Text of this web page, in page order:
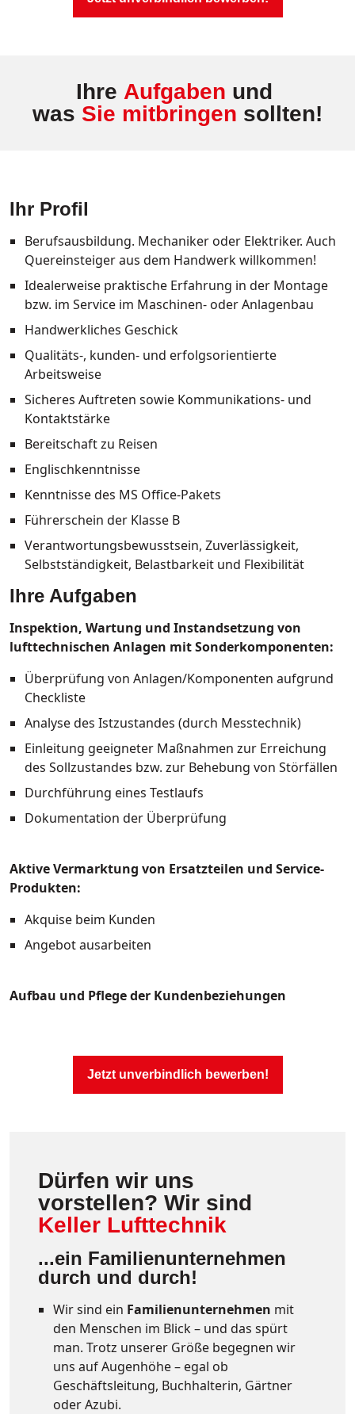
Ihre Aufgaben und
was Sie mitbringen sollten!
Ihr Profil
Berufsausbildung. Mechaniker oder Elektriker. Auch
Quereinsteiger aus dem Handwerk willkommen!
Idealerweise praktische Erfahrung in der Montage
bzw. im Service im Maschinen- oder Anlagenbau
Handwerkliches Geschick
Qualitäts-, kunden- und erfolgsorientierte
Arbeitsweise
Sicheres Auftreten sowie Kommunikations- und
Kontaktstärke
Bereitschaft zu Reisen
Englischkenntnisse
Kenntnisse des MS Office-Pakets
Führerschein der Klasse B
Verantwortungsbewusstsein, Zuverlässigkeit,
Selbstständigkeit, Belastbarkeit und Flexibilität
Ihre Aufgaben
Inspektion, Wartung und Instandsetzung von
lufttechnischen Anlagen mit Sonderkomponenten:
Überprüfung von Anlagen/Komponenten aufgrund
Checkliste
Analyse des Istzustandes (durch Messtechnik)
Einleitung geeigneter Maßnahmen zur Erreichung
des Sollzustandes bzw. zur Behebung von Störfällen
Durchführung eines Testlaufs
Dokumentation der Überprüfung
Aktive Vermarktung von Ersatzteilen und Service-
Produkten:
Akquise beim Kunden
Angebot ausarbeiten
Aufbau und Pflege der Kundenbeziehungen
Jetzt unverbindlich bewerben!
Dürfen wir uns
vorstellen? Wir sind
Keller Lufttechnik
...ein Familienunternehmen
durch und durch!
Wir sind ein Familienunternehmen mit
den Menschen im Blick – und das spürt
man. Trotz unserer Größe begegnen wir
uns auf Augenhöhe – egal ob
Geschäftsleitung, Buchhalterin, Gärtner
oder Azubi.